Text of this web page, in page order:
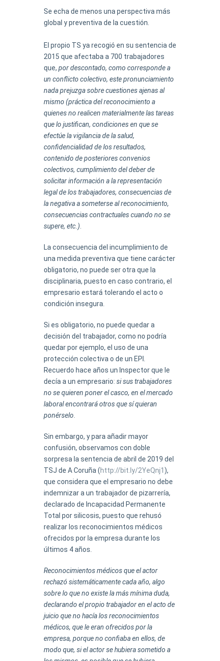
Se echa de menos una perspectiva más
global y preventiva de la cuestión.
El propio TS ya recogió en su sentencia de
2015 que afectaba a 700 trabajadores
que, por descontado, como corresponde a
un conflicto colectivo, este pronunciamiento
nada prejuzga sobre cuestiones ajenas al
mismo (práctica del reconocimiento a
quienes no realicen materialmente las tareas
que lo justifican, condiciones en que se
efectúe la vigilancia de la salud,
confidencialidad de los resultados,
contenido de posteriores convenios
colectivos, cumplimiento del deber de
solicitar información a la representación
legal de los trabajadores, consecuencias de
la negativa a someterse al reconocimiento,
consecuencias contractuales cuando no se
supere, etc.)
La consecuencia del incumplimiento de
una medida preventiva que tiene carácter
obligatorio, no puede ser otra que la
disciplinaria, puesto en caso contrario, el
empresario estará tolerando el acto o
condición insegura.
Si es obligatorio, no puede quedar a
decisión del trabajador, como no podría
quedar por ejemplo, el uso de una
protección colectiva o de un EPI.
Recuerdo hace años un Inspector que le
decía a un empresario: si sus trabajadores
no se quieren poner el casco, en el mercado
laboral encontrará otros que sí quieran
ponérselo
Sin embargo, y para añadir mayor
confusión, observamos con doble
sorpresa la sentencia de abril de 2019 del
TSJ de A Coruña (http://bit.ly/2YeQnj1 ),
que considera que el empresario no debe
indemnizar a un trabajador de pizarrería,
declarado de Incapacidad Permanente
Total por silicosis, puesto que rehusó
realizar los reconocimientos médicos
ofrecidos por la empresa durante los
últimos 4 años.
Reconocimientos médicos que el actor
rechazó sistemáticamente cada año, algo
sobre lo que no existe la más mínima duda,
declarando el propio trabajador en el acto de
juicio que no hacía los reconocimientos
médicos, que le eran ofrecidos por la
empresa, porque no confiaba en ellos, de
modo que, si el actor se hubiera sometido a